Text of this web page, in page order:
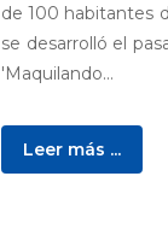
de 100 habitantes
se desarrolló el
'Maquilando...
Leer más ...